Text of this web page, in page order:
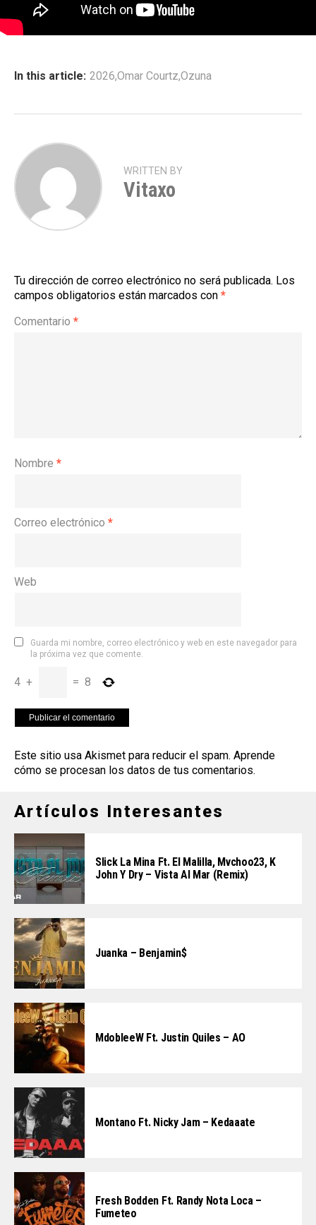
In this article: 2026,Omar Courtz,Ozuna
WRITTEN BY
Vitaxo
Tu dirección de correo electrónico no será publicada. Los
campos obligatorios están marcados con *
Comentario *
Nombre *
Correo electrónico *
Web
Guarda mi nombre, correo electrónico y web en este navegador para
la próxima vez que comente.
4 + = 8
Este sitio usa Akismet para reducir el spam. Aprende
cómo se procesan los datos de tus comentarios.
Artículos Interesantes
Slick La Mina Ft. El Malilla, Mvchoo23, K
John Y Dry – Vista Al Mar (Remix)
Juanka – Benjamin$
MdobleeW Ft. Justin Quiles – AO
Montano Ft. Nicky Jam – Kedaaate
Fresh Bodden Ft. Randy Nota Loca –
Fumeteo